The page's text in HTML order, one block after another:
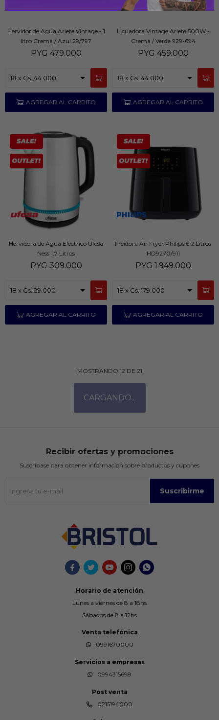
Hervidor de Agua Ariete Vintage - 1
litro Crema / Azul 29/797
PYG 479.000
Licuadora Vintage Ariete 500W -
Crema / Verde 929-694
PYG 459.000
Hervidora de Agua Electrico Ufesa
Ness 1.7 Litros
PYG 309.000
Freidora Air Fryer Philips 6.2 Litros
HD9270/911
PYG 1.949.000
MOSTRANDO 12 DE 21
    
Horario de atención
Lunes a viernes de 8 a 18hs
Sábados de 8 a 12hs
Venta telefónica
0991670000
Servicios a empresas
0994315698
Post venta
0215194000
Recibir ofertas y promociones
Suscríbase para obtener información sobre productos y cupones
Suscribirme